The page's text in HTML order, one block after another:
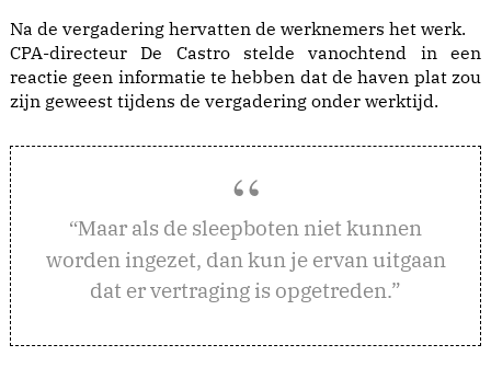
Na de vergadering hervatten de werknemers het werk.
CPA-directeur De Castro stelde vanochtend in een
reactie geen informatie te hebben dat de haven plat zou
zijn geweest tijdens de vergadering onder werktijd.
“Maar als de sleepboten niet kunnen
worden ingezet, dan kun je ervan uitgaan
dat er vertraging is opgetreden.”